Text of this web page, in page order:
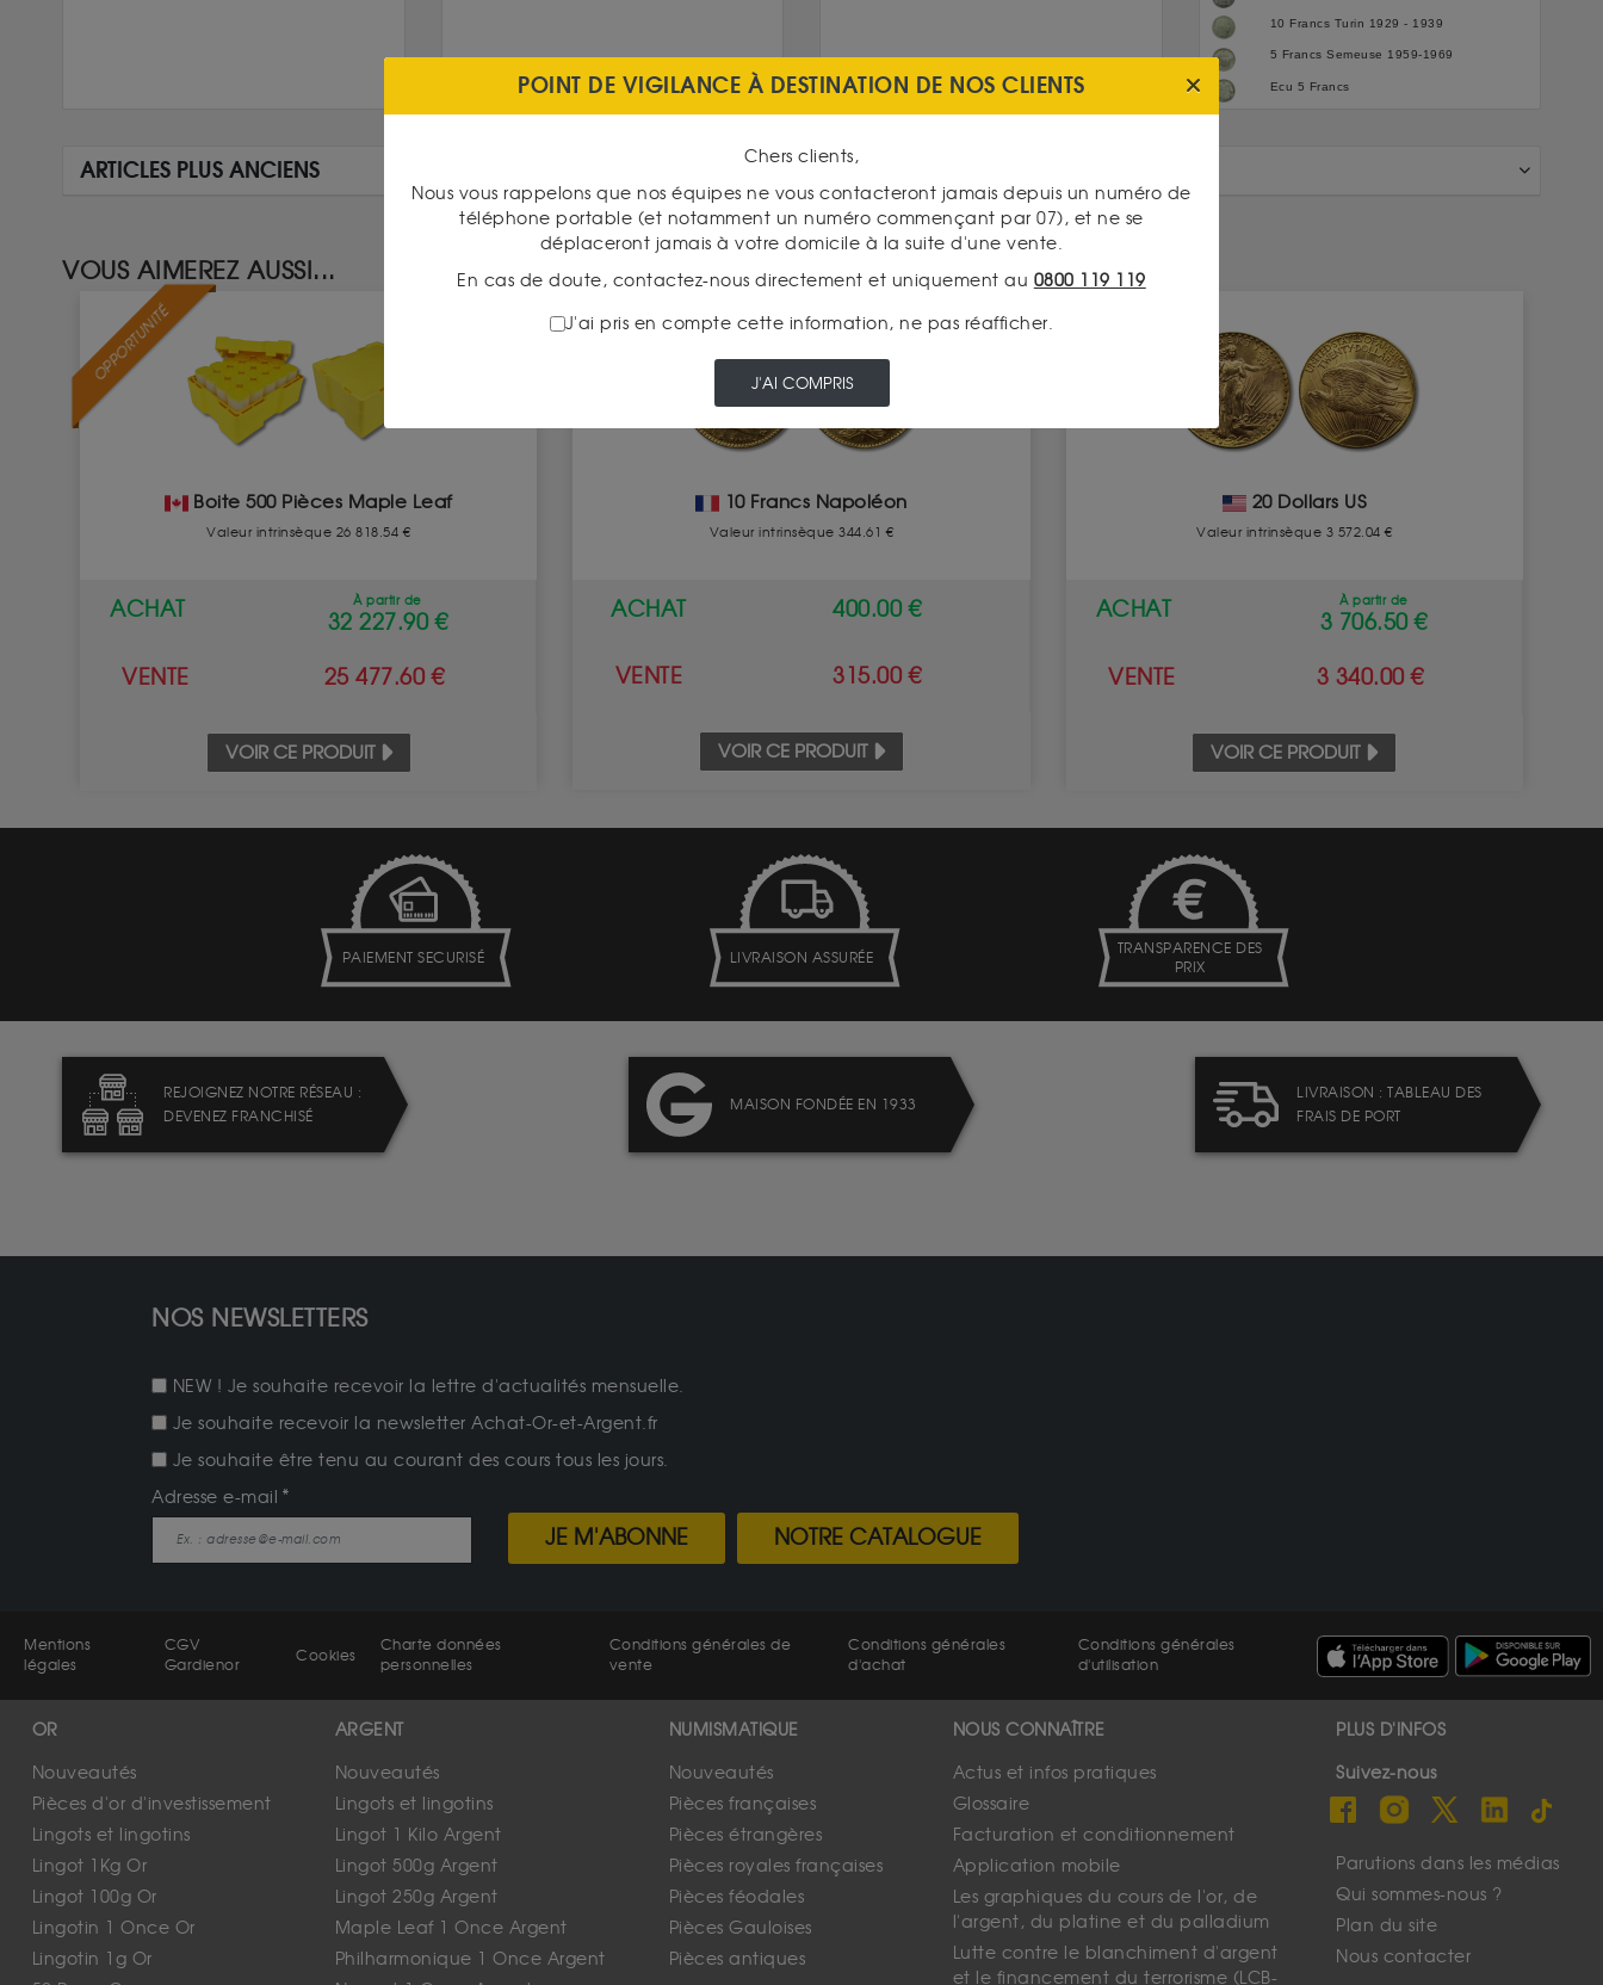
10 Francs Turin 1929 - 1939
5 Francs Semeuse 1959-1969
Ecu 5 Francs
ARTICLES PLUS ANCIENS
VOUS AIMEREZ AUSSI...
OPPORTUNITÉ
Boite 500 Pièces Maple Leaf
Valeur intrinsèque 26 818.54 €
ACHAT À partir de
32 227.90 €
VENTE 25 477.60 €
VOIR CE PRODUIT
10 Francs Napoléon
Valeur intrinsèque 344.61 €
ACHAT 400.00 €
VENTE 315.00 €
VOIR CE PRODUIT
20 Dollars US
Valeur intrinsèque 3 572.04 €
ACHAT À partir de
3 706.50 €
VENTE 3 340.00 €
VOIR CE PRODUIT
PAIEMENT SECURISÉ LIVRAISON ASSURÉE
TRANSPARENCE DES
PRIX
REJOIGNEZ NOTRE RÉSEAU :
DEVENEZ FRANCHISÉ
MAISON FONDÉE EN 1933
LIVRAISON : TABLEAU DES
FRAIS DE PORT
NOS NEWSLETTERS
NEW ! Je souhaite recevoir la lettre d'actualités mensuelle.
Je souhaite recevoir la newsletter Achat-Or-et-Argent.fr
Je souhaite être tenu au courant des cours tous les jours.
Adresse e-mail
JE M'ABONNE NOTRE CATALOGUE
Mentions
légales
CGV
Gardienor
Cookies
Charte données
personnelles
Conditions générales de
vente
Conditions générales
d'achat
Conditions générales
d'utilisation
OR
Nouveautés
Pièces d'or d'investissement
Lingots et lingotins
Lingot 1Kg Or
Lingot 100g Or
Lingotin 1 Once Or
Lingotin 1g Or
ARGENT
Nouveautés
Lingots et lingotins
Lingot 1 Kilo Argent
Lingot 500g Argent
Lingot 250g Argent
Maple Leaf 1 Once Argent
Philharmonique 1 Once Argent
NUMISMATIQUE
Nouveautés
Pièces françaises
Pièces étrangères
Pièces royales françaises
Pièces féodales
Pièces Gauloises
Pièces antiques
NOUS CONNAÎTRE
Actus et infos pratiques
Glossaire
Facturation et conditionnement
Application mobile
Les graphiques du cours de l'or, de
l'argent, du platine et du palladium
Lutte contre le blanchiment d'argent
et le financement du terrorisme (LCB-
PLUS D'INFOS
Suivez-nous
Parutions dans les médias
Qui sommes-nous ?
Plan du site
Nous contacter
POINT DE VIGILANCE À DESTINATION DE NOS CLIENTS
Chers clients,
Nous vous rappelons que nos équipes ne vous contacteront jamais depuis un numéro de
téléphone portable (et notamment un numéro commençant par 07), et ne se
déplaceront jamais à votre domicile à la suite d'une vente.
En cas de doute, contactez-nous directement et uniquement au 0800 119 119
J'ai pris en compte cette information, ne pas réafficher.
J'AI COMPRIS